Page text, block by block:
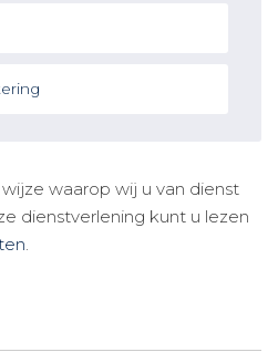
waarop wij u van dienst
dienstverlening kunt u lezen
.